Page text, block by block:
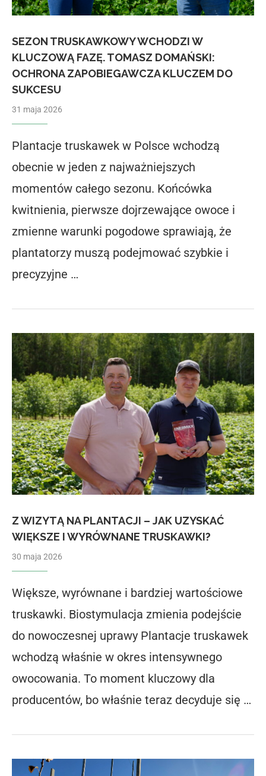
SEZON TRUSKAWKOWY WCHODZI W
KLUCZOWĄ FAZĘ. TOMASZ DOMAŃSKI:
OCHRONA ZAPOBIEGAWCZA KLUCZEM DO
SUKCESU
31 maja 2026
Plantacje truskawek w Polsce wchodzą
obecnie w jeden z najważniejszych
momentów całego sezonu. Końcówka
kwitnienia, pierwsze dojrzewające owoce i
zmienne warunki pogodowe sprawiają, że
plantatorzy muszą podejmować szybkie i
precyzyjne …
Z WIZYTĄ NA PLANTACJI – JAK UZYSKAĆ
WIĘKSZE I WYRÓWNANE TRUSKAWKI?
30 maja 2026
Większe, wyrównane i bardziej wartościowe
truskawki. Biostymulacja zmienia podejście
do nowoczesnej uprawy Plantacje truskawek
wchodzą właśnie w okres intensywnego
owocowania. To moment kluczowy dla
producentów, bo właśnie teraz decyduje się …